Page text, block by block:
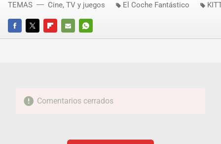
FACEBOOKTWITTERFLIPBOARD
E-
WHATSAPP
TEMAS Cine, TV y juegos El Coche Fantástico
Comentarios cerrados